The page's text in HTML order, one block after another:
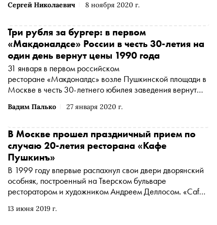
Сергей Николаевич 8 ноября 2020 г.
драматичной судьбе одного из самых выдающихся
редактор журнала «Сноб» Сергей Николаевич
Вадим Палько 27 января 2020 г.
Три рубля за бургер: в первом
«Макдоналдсе» России в честь 30-летия на
один день вернут цены 1990 года
31 января в первом российском
ресторане «Макдоналдс» возле Пушкинской площади в
Москве в честь 30-летнего юбилея заведения вернут
акции опубликованы на сайте сети
13 июня 2019 г.
В Москве прошел праздничный прием по
случаю 20-летия ресторана «Кафе
Пушкинъ»
В 1999 году впервые распахнул свои двери дворянский
особняк, построенный на Тверском бульваре
ресторатором и художником Андреем Деллосом. «Café
Жильбера Беко стало реальностью и обрело адрес, а